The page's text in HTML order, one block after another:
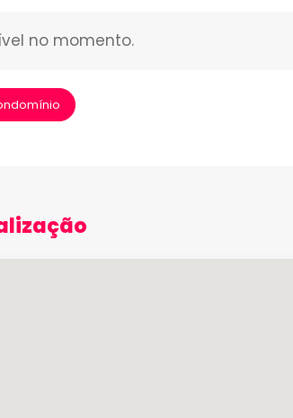
no momento.